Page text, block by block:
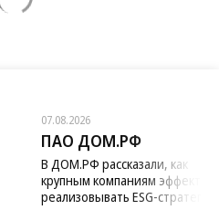
07.08.2026
ПАО ДОМ.РФ
В ДОМ.РФ рассказали, как
крупным компаниям
реализовывать ESG-стратегию